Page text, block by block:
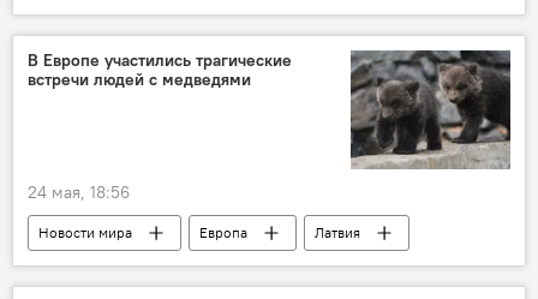
Дмитрий Медведев
В Европе участились трагические
встречи людей с медведями
24 мая, 18:56
Новости мира Европа
Латвия
Эстония
медведь